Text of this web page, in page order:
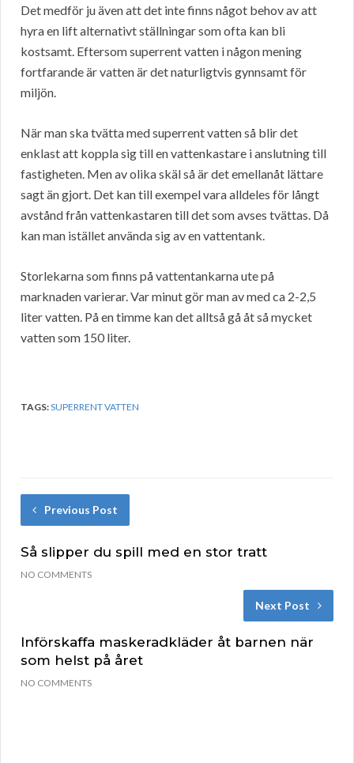
Det medför ju även att det inte finns något behov av att
hyra en lift alternativt ställningar som ofta kan bli
kostsamt. Eftersom superrent vatten i någon mening
fortfarande är vatten är det naturligtvis gynnsamt för
miljön.
När man ska tvätta med superrent vatten så blir det
enklast att koppla sig till en vattenkastare i anslutning till
fastigheten. Men av olika skäl så är det emellanåt lättare
sagt än gjort. Det kan till exempel vara alldeles för långt
avstånd från vattenkastaren till det som avses tvättas. Då
kan man istället använda sig av en vattentank.
Storlekarna som finns på vattentankarna ute på
marknaden varierar. Var minut gör man av med ca 2-2,5
liter vatten. På en timme kan det alltså gå åt så mycket
vatten som 150 liter.
TAGS:SUPERRENT VATTEN
Previous Post
Så slipper du spill med en stor tratt
NO COMMENTS
Next Post
Införskaffa maskeradkläder åt barnen när
som helst på året
NO COMMENTS